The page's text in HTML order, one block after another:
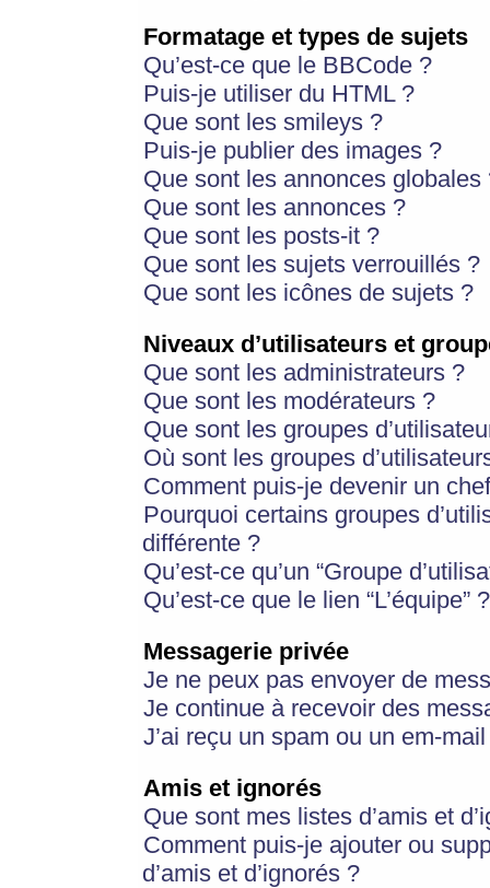
Formatage et types de sujets
Qu’est-ce que le BBCode ?
Puis-je utiliser du HTML ?
Que sont les smileys ?
Puis-je publier des images ?
Que sont les annonces globales
Que sont les annonces ?
Que sont les posts-it ?
Que sont les sujets verrouillés ?
Que sont les icônes de sujets ?
Niveaux d’utilisateurs et
Que sont les administrateurs ?
Que sont les modérateurs ?
Que sont les groupes
Où sont les groupes
Comment puis-je devenir un
Pourquoi certains groupes
différente ?
Qu’est-ce qu’un “Groupe
Qu’est-ce que le lien “L’équipe” ?
Messagerie privée
Je ne peux pas envoyer de
Je continue à recevoir des
J’ai reçu un spam ou un em-
Amis et ignorés
Que sont mes listes d’amis et
Comment puis-je ajouter ou
d’amis et d’ignorés ?